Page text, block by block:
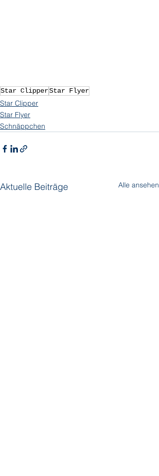
Star ClipperStar Flyer
Star Clipper
Star Flyer
Schnäppchen
Aktuelle Beiträge Alle ansehen